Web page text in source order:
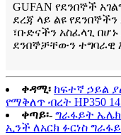
GUFAN የደንበኞች
ደረጃ ላይ ልዩ
፣ቡድናችን አስፈላጊ
ደንበኞቻቸውን ተግባራዊ
ቀዳሚ፡ ከፍተኛ ኃይል
የማቅለጥ ብረት HP350
ቀጣይ፡- ግራፋይት
ኢንች ለአርክ ፉርነስ